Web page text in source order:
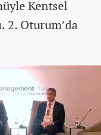
Kentsel
2. Oturum’da